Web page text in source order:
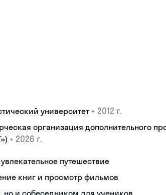
университет • 2012 г.
организация дополнительного
• 2026 г.
путешествие
книг и просмотр фильмов
но и собеседником для учеников